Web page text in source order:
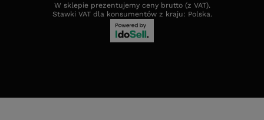
W sklepie prezentujemy ceny brutto (z VAT).
Stawki VAT dla konsumentów z kraju: Polska.